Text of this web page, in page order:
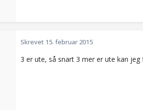
Skrevet 15. februar 2015
3 er ute, så snart 3 mer er ute kan